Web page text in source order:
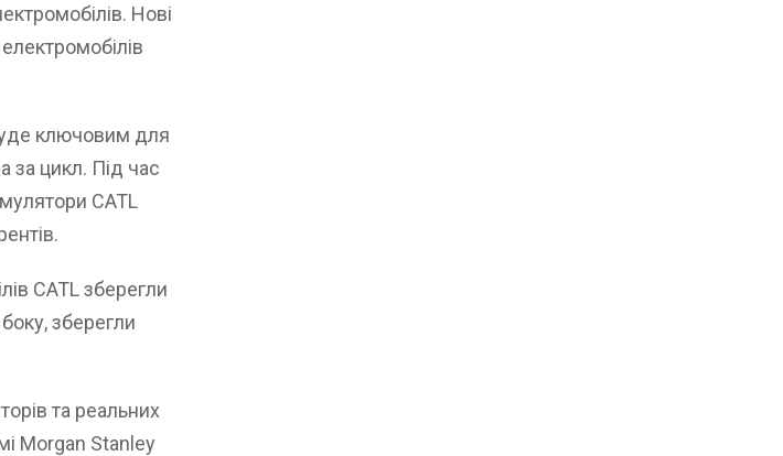
Нові
ключовим для
за цикл. Під час
CATL
CATL зберегли
зберегли
та реальних
Morgan Stanley